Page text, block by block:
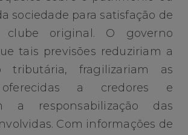
sociedade para satisfação de
clube original. O governo
tais previsões reduziriam a
tributária, fragilizariam as
a credores e
a responsabilização das
Com informações de